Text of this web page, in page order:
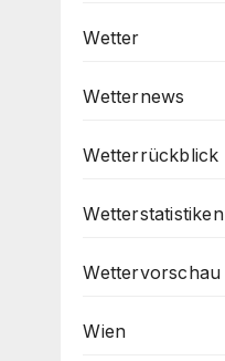
Wetter
Wetternews
Wetterrückblick
Wetterstatistiken
Wettervorschau
Wien